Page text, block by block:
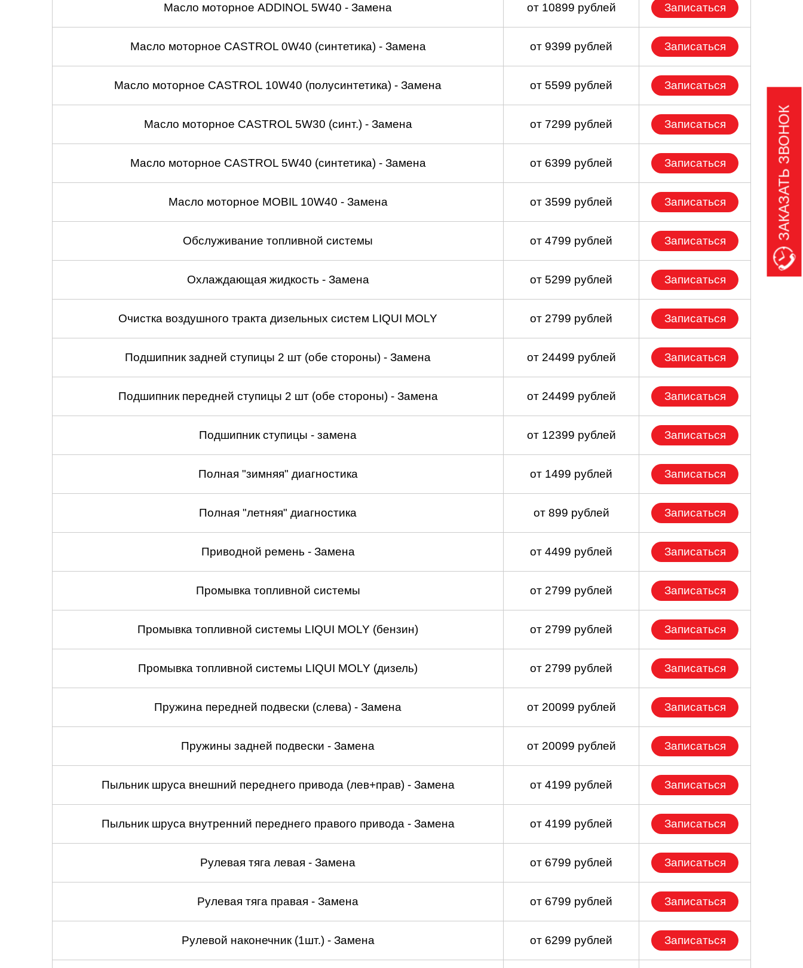
Масло моторное ADDINOL 5W40 - Замена от 10899 рублей Записаться
Масло моторное CASTROL 0W40 (синтетика) - Замена от 9399 рублей Записаться
Масло моторное CASTROL 10W40 (полусинтетика) - Замена от 5599 рублей Записаться
Масло моторное CASTROL 5W30 (синт.) - Замена от 7299 рублей Записаться
Масло моторное CASTROL 5W40 (синтетика) - Замена от 6399 рублей Записаться
Масло моторное MOBIL 10W40 - Замена от 3599 рублей Записаться
Обслуживание топливной системы от 4799 рублей Записаться
Охлаждающая жидкость - Замена от 5299 рублей Записаться
Очистка воздушного тракта дизельных систем LIQUI MOLY от 2799 рублей Записаться
Подшипник задней ступицы 2 шт (обе стороны) - Замена от 24499 рублей Записаться
Подшипник передней ступицы 2 шт (обе стороны) - Замена от 24499 рублей Записаться
Подшипник ступицы - замена от 12399 рублей Записаться
Полная "зимняя" диагностика от 1499 рублей Записаться
Полная "летняя" диагностика от 899 рублей Записаться
Приводной ремень - Замена от 4499 рублей Записаться
Промывка топливной системы от 2799 рублей Записаться
Промывка топливной системы LIQUI MOLY (бензин) от 2799 рублей Записаться
Промывка топливной системы LIQUI MOLY (дизель) от 2799 рублей Записаться
Пружина передней подвески (слева) - Замена от 20099 рублей Записаться
Пружины задней подвески - Замена от 20099 рублей Записаться
Пыльник шруса внешний переднего привода (лев+прав) - Замена от 4199 рублей Записаться
Пыльник шруса внутренний переднего правого привода - Замена от 4199 рублей Записаться
Рулевая тяга левая - Замена от 6799 рублей Записаться
Рулевая тяга правая - Замена от 6799 рублей Записаться
Рулевой наконечник (1шт.) - Замена от 6299 рублей Записаться
ЗАКАЗАТЬ ЗВОНОК